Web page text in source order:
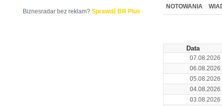
BR LAB
NOTOWANIA
Data
07.08.2026
06.08.2026
05.08.2026
04.08.2026
03.08.2026
Biznesradar bez reklam? Sprawdź BR Plus